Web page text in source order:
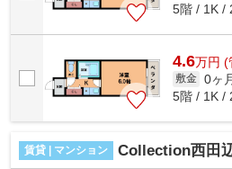
5階 / 1K /
4.6万円 (
敷金 0ヶ
5階 / 1K /
賃貸 | マンション Collection西田